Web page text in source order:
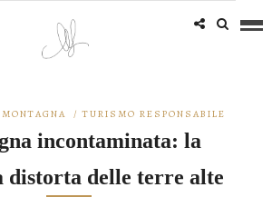
/TURISMO RESPONSABILE
incontaminata: la
distorta delle terre alte